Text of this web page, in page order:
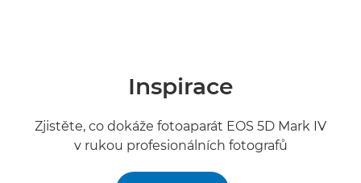
Inspirace
Zjistěte, co dokáže fotoaparát EOS 5D Mark IV
v rukou profesionálních fotografů